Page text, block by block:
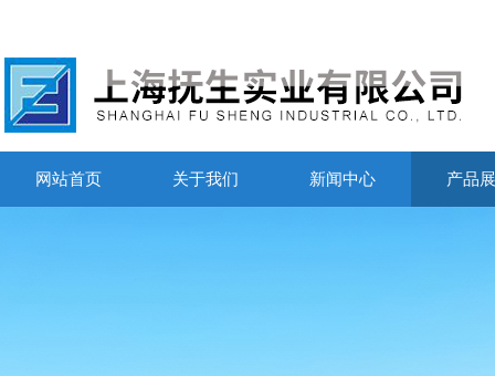
网站首页 关于我们 新闻中心 产品